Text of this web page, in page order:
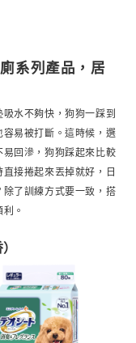
系列產品，居
水不夠快，狗狗一踩到
易被打斷。這時候，選
易回滲，狗狗踩起來比較
接捲起來丟掉就好，日
了訓練方式要一致，搭
。